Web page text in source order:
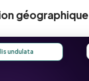
géographique